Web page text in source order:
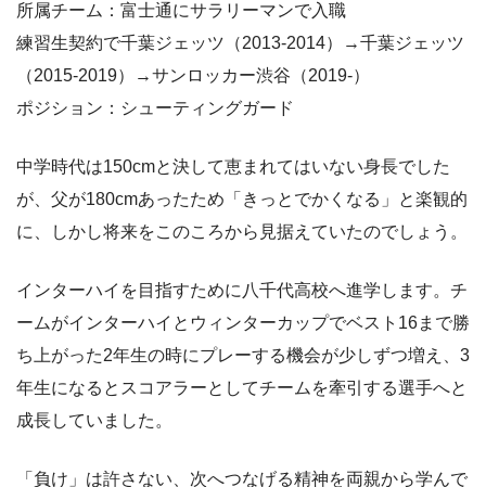
所属チーム：富士通にサラリーマンで入職
練習生契約で千葉ジェッツ（2013-2014）→千葉ジェッツ
（2015-2019）→サンロッカー渋谷（2019-）
ポジション：シューティングガード
中学時代は150cmと決して恵まれてはいない身長でした
が、父が180cmあったため「きっとでかくなる」と楽観的
に、しかし将来をこのころから見据えていたのでしょう。
インターハイを目指すために八千代高校へ進学します。チ
ームがインターハイとウィンターカップでベスト16まで勝
ち上がった2年生の時にプレーする機会が少しずつ増え、3
年生になるとスコアラーとしてチームを牽引する選手へと
成長していました。
「負け」は許さない、次へつなげる精神を両親から学んで